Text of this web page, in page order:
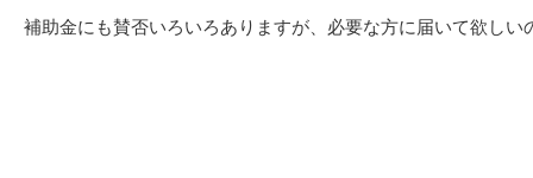
補助金にも賛否いろいろありますが、必要な方に届いて欲しい